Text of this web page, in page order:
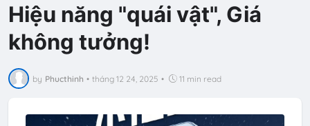
Hiệu năng "quái vật", Giá
không tưởng!
by Phucthinh • tháng 12 24, 2025 • 11 min read